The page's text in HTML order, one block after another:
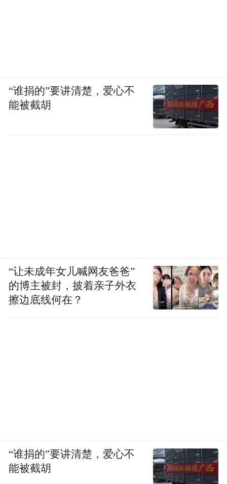
“谁捐的”要讲清楚，爱心不
能被截胡
“让未成年女儿喊网友爸爸”
的博主被封，披着亲子外衣
擦边底线何在？
“谁捐的”要讲清楚，爱心不
能被截胡